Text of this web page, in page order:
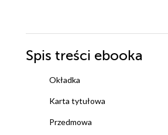
Spis treści ebooka
Okładka
Karta tytułowa
Przedmowa